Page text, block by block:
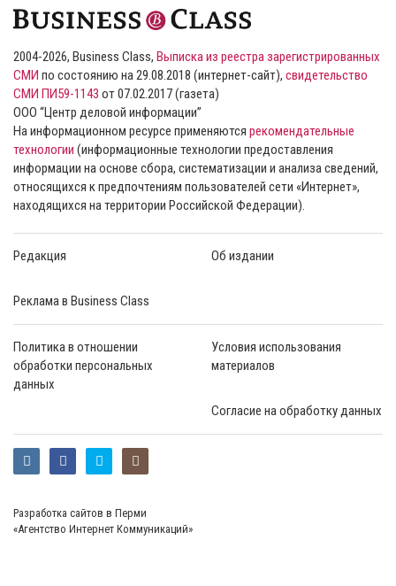
2004-2026, Business Class, Выписка из реестра зарегистрированных
СМИ по состоянию на 29.08.2018 (интернет-сайт), свидетельство
СМИ ПИ59-1143 от 07.02.2017 (газета)
ООО “Центр деловой информации”
На информационном ресурсе применяются рекомендательные
технологии (информационные технологии предоставления
информации на основе сбора, систематизации и анализа сведений,
относящихся к предпочтениям пользователей сети «Интернет»,
находящихся на территории Российской Федерации).
Редакция Об издании
Реклама в Business Class
Политика в отношении
обработки персональных
данных
Условия использования
материалов
Согласие на обработку данных
Разработка сайтов в Перми
«Агентство Интернет Коммуникаций»